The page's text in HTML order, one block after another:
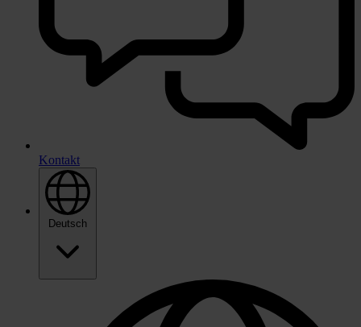
Kontakt
Deutsch